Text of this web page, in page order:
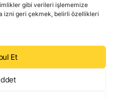
gibi verileri işlememize
izni geri çekmek, belirli özellikleri
Et